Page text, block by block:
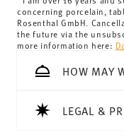
Switzerland:
69,90 CHF. If the
69,90 CHF, delivery
Tracking:You will
Delivery time: 3-5
Germany for
concerning porcelain,
Rosenthal GmbH.
the future via the
more information here:
HOW MAY
LEGAL &